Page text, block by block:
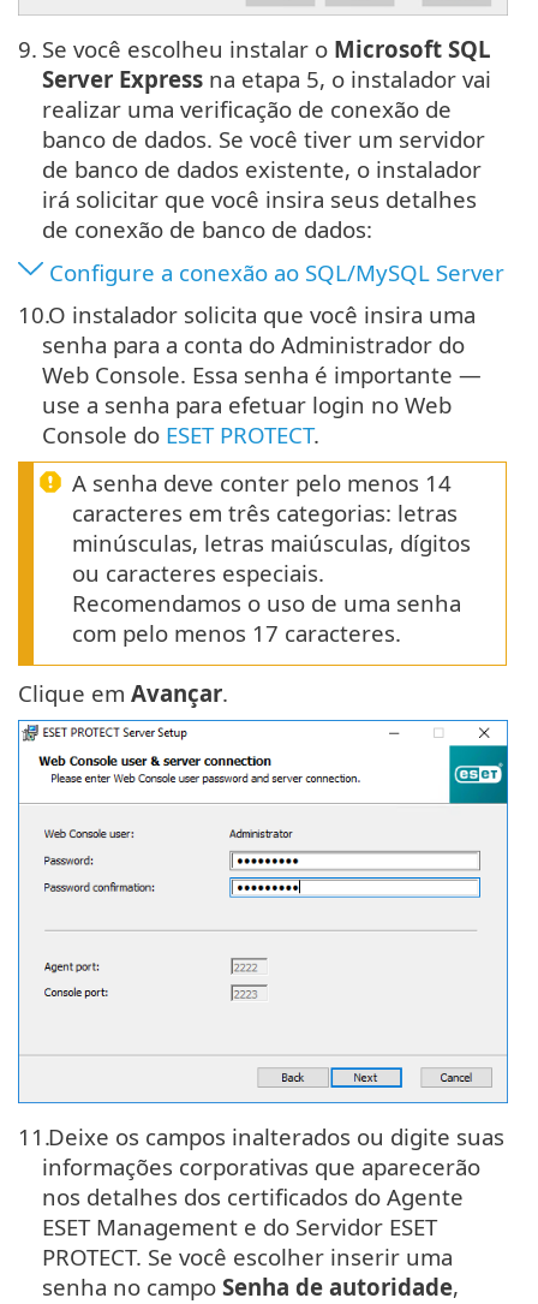
9. Se você escolheu instalar o Microsoft SQL
Server Express na etapa 5, o instalador vai
realizar uma verificação de conexão de
banco de dados. Se você tiver um servidor
de banco de dados existente, o instalador
irá solicitar que você insira seus detalhes
de conexão de banco de dados:
Configure a conexão ao SQL/MySQL Server
10.O instalador solicita que você insira uma
senha para a conta do Administrador do
Web Console. Essa senha é importante —
use a senha para efetuar login no Web
Console do ESET PROTECT.
A senha deve conter pelo menos 14
caracteres em três categorias: letras
minúsculas, letras maiúsculas, dígitos
ou caracteres especiais.
Recomendamos o uso de uma senha
com pelo menos 17 caracteres.
Clique em Avançar.
11.Deixe os campos inalterados ou digite suas
informações corporativas que aparecerão
nos detalhes dos certificados do Agente
ESET Management e do Servidor ESET
PROTECT. Se você escolher inserir uma
senha no campo Senha de autoridade,